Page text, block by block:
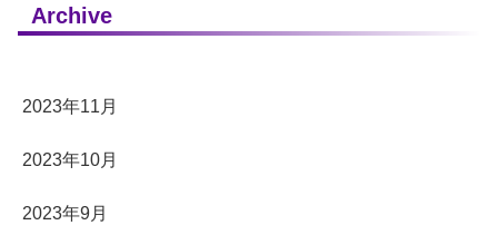
Archive
2023年11月
2023年10月
2023年9月